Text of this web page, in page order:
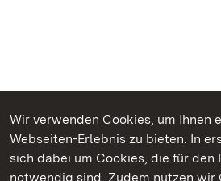
Wir verwenden Cookies, um Ihnen
Webseiten-Erlebnis zu bieten. In
sich dabei um Cookies, die für den
notwendig sind. Zudem nutzen wir
Kommen. Staunen. Genießen.